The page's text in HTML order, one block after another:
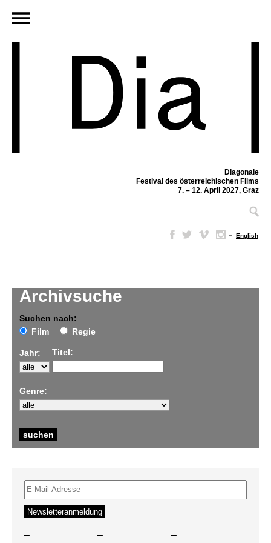
Diagonale
Festival des österreichischen Films
7. – 12. April 2027, Graz
– English
Archivsuche
Suchen nach:
Film
Regie
Jahr: Titel:
Genre:
– – –